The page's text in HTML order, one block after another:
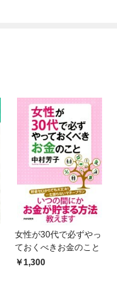
女性が30代で必ずやっ
ておくべきお金のこと
1,300